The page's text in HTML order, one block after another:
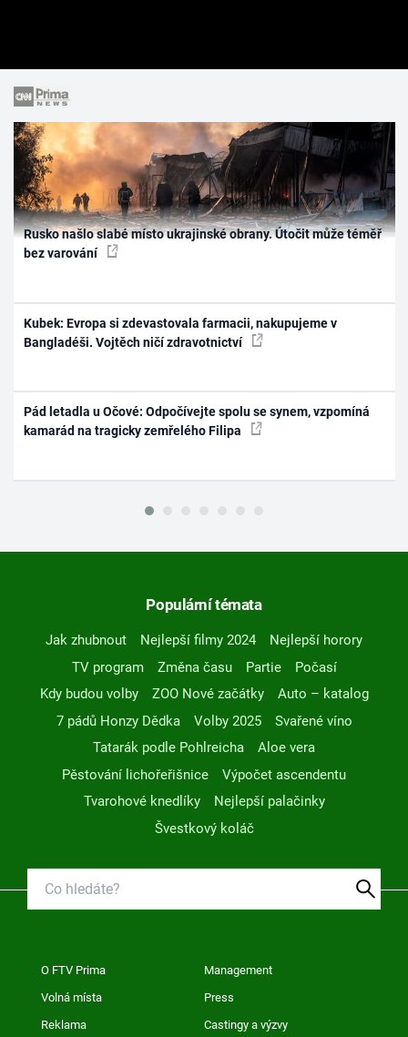
Rusko našlo slabé místo ukrajinské obrany. Útočit může téměř
bez varování
Kubek: Evropa si zdevastovala farmacii, nakupujeme v
Bangladéši. Vojtěch ničí zdravotnictví
Pád letadla u Očové: Odpočívejte spolu se synem, vzpomíná
kamarád na tragicky zemřelého Filipa
Populární témata
Jak zhubnout Nejlepší filmy 2024
Nejlepší horory
TV program
Změna času Partie
Počasí
Kdy budou volby
ZOO Nové začátky
Auto – katalog
7 pádů Honzy Dědka
Volby 2025
Svařené víno
Tatarák podle Pohlreicha
Aloe vera
Pěstování lichořeřišnice
Výpočet ascendentu
Tvarohové knedlíky
Nejlepší palačinky
Švestkový koláč
O FTV Prima Management
Volná místa Press
Reklama Castingy a výzvy